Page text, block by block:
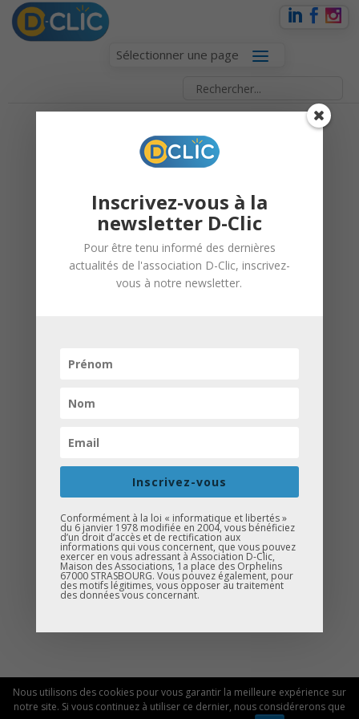
Sélectionner une page
LA CARAVANE
DE
L’ORIENTATION :
STAND – FESTIVAL
OQP ELSAU
Le 25, nous avons rejoint le festival
OQP lors du tournoi de street soccer
féminin au city stade de l’Elsau.
Beaucoup de jeunes étaient présents
pour se renseigner sur l’orientation
scolaire et partager leurs métiers de
rêves.
© 2026 Association D-Clic |Mentions légales
Inscrivez-vous à la
newsletter D-Clic
Pour être tenu informé des dernières
actualités de l'association D-Clic, inscrivez-
vous à notre newsletter.
Inscrivez-vous
Conformément à la loi « informatique et libertés »
du 6 janvier 1978 modifiée en 2004, vous bénéficiez
d’un droit d’accès et de rectification aux
informations qui vous concernent, que vous pouvez
exercer en vous adressant à Association D-Clic,
Maison des Associations, 1a place des Orphelins
67000 STRASBOURG. Vous pouvez également, pour
des motifs légitimes, vous opposer au traitement
des données vous concernant.
Nous utilisons des cookies pour vous garantir la meilleure expérience sur
notre site. Si vous continuez à utiliser ce dernier, nous considérerons que